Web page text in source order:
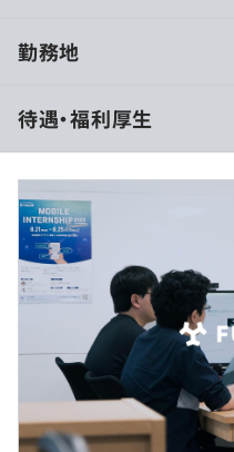
勤務地
待遇・福利厚生
■賃金形態：月給制
■賃金の決定方法：当社規
■月給：394,000円〜
・固定残業代：45時間分
の深夜勤務手当、
別途支給）
・その他定額手当：リモ
※その他定額手当は、支
い